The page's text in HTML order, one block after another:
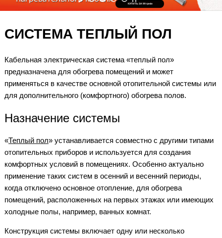
КУПИТЬ ЗА 99 грн/м
СИСТЕМА ТЕПЛЫЙ ПОЛ
Кабельная электрическая система «теплый пол»
предназначена для обогрева помещений и может
применяться в качестве основной отопительной системы или
для дополнительного (комфортного) обогрева полов.
Назначение системы
«Теплый пол» устанавливается совместно с другими типами
отопительных приборов и используется для создания
комфортных условий в помещениях. Особенно актуально
применение таких систем в осенний и весенний периоды,
когда отключено основное отопление, для обогрева
помещений, расположенных на первых этажах или имеющих
холодные полы, например, ванных комнат.
Конструкция системы включает одну или несколько